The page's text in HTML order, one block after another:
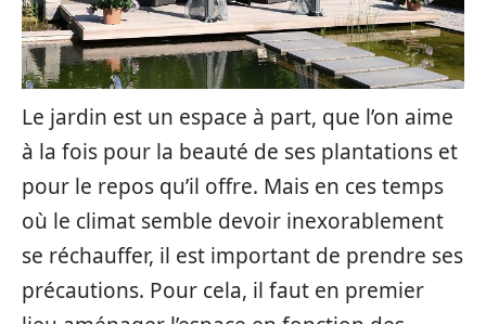
Le jardin est un espace à part, que l’on aime
à la fois pour la beauté de ses plantations et
pour le repos qu’il offre. Mais en ces temps
où le climat semble devoir inexorablement
se réchauffer, il est important de prendre ses
précautions. Pour cela, il faut en premier